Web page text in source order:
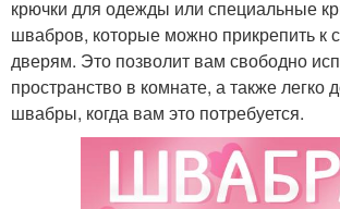
крючки для одежды или специальные
швабров, которые можно прикрепить к
дверям. Это позволит вам свободно
пространство в комнате, а также легко
швабры, когда вам это потребуется.